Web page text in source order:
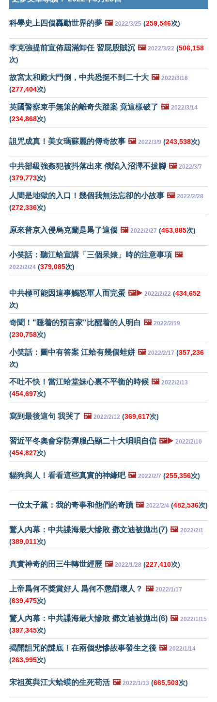
科學史上四個轟動世界的夢 🖼️ 2022/3/25 (259,546次)
李克強提前宣佈屆滿卸任 習屁股賊沉 🖼️ 2022/3/22 (506,158
次)
故宮太和殿大門倒，中共恐挺不到二十大 🖼️ 2022/3/18
(277,404次)
英國警察束手無策的離奇失蹤案 竟這樣破了 🖼️ 2022/3/14
(234,868次)
詛咒成真！美女瑪蘇麗的傳奇故事 🖼️ 2022/3/9 (243,538次)
中共部級強姦犯被抖落出來 俄陷入沼澤不拔腳 🖼️ 2022/3/7
(379,773次)
人間是地獄的入口！幾個我無法忘卻的小故事 🖼️ 2022/2/28
(272,336次)
原來普京入侵烏克蘭是爲了這個 🖼️ 2022/2/27 (463,885次)
小笑話：聽江蛤宣講「三個呆婊」時的注意事項 🖼️
2022/2/24 (379,085次)
中共極可能因這事觸怒軍人而完蛋 🖼️▶️ 2022/2/22 (434,652
次)
奇聞！"睡着的預言家"比醒着的人明白 🖼️ 2022/2/19
(230,758次)
小笑話：圖中有答案 江蛤有幾個蛙姘 🖼️ 2022/2/17 (357,236
次)
不吐不快！當江蛤堂妹心裏不平衡的時候 🖼️ 2022/2/13
(454,697次)
寫到最後這句 我哭了 🖼️ 2022/2/12 (369,617次)
習近平冬奧會穿防彈服凸顯二十大唄唄自信 🖼️▶️ 2022/2/10
(454,827次)
貓狗與人！看看這些真實的神緣吧 🖼️ 2022/2/7 (255,356次)
一位太子黨：我的奇事和他們的奇蹟 🖼️ 2022/2/4 (482,536次)
驚人內幕：中共諜海最大慘敗 鄧文迪被拋出(7) 🖼️ 2022/2/1
(389,011次)
真實神奇的田三牛轉世經歷 🖼️ 2022/1/28 (227,410次)
上帝爲何不獎賞好人 爲何不懲罰壞人？ 🖼️ 2022/1/17
(639,475次)
驚人內幕：中共諜海最大慘敗 鄧文迪被拋出(6) 🖼️ 2022/1/15
(397,345次)
揭開詛咒的謎底！在兩個悲慘故事發生之後 🖼️ 2022/1/14
(263,995次)
宋祖英與江大蛤蟆的生死苟活 🖼️ 2022/1/13 (665,503次)